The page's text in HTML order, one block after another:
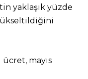
yaklaşık yüzde
ücret, mayıs